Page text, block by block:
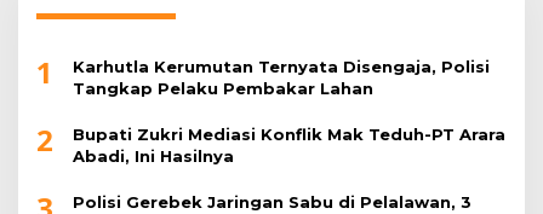
1
Karhutla Kerumutan Ternyata Disengaja, Polisi
Tangkap Pelaku Pembakar Lahan
2
Bupati Zukri Mediasi Konflik Mak Teduh-PT Arara
Abadi, Ini Hasilnya
Polisi Gerebek Jaringan Sabu di Pelalawan, 3